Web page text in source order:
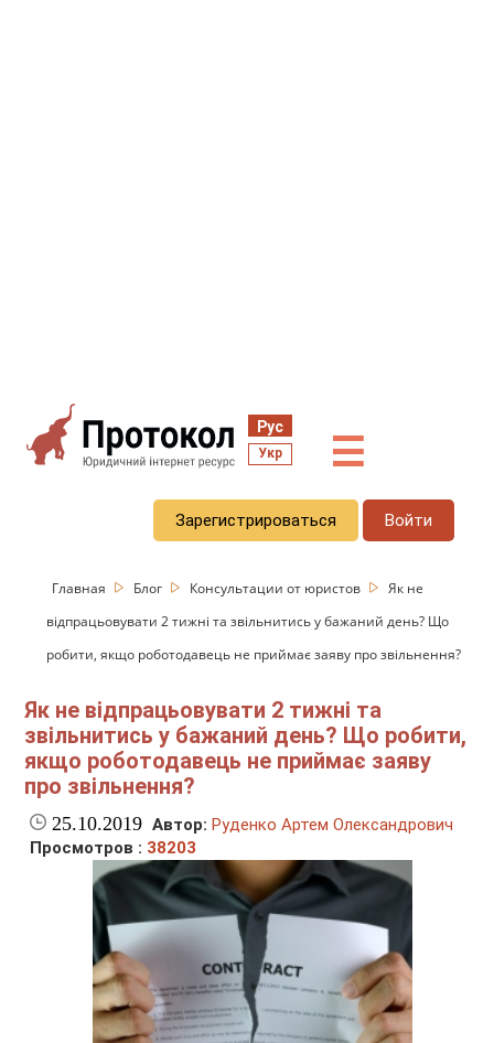
Рус
Укр ☰
Зарегистрироваться Войти
Главная Блог Консультации от юристов
Як не
відпрацьовувати 2 тижні та звільнитись у бажаний день? Що
робити, якщо роботодавець не приймає заяву про звільнення?
Як не відпрацьовувати 2 тижні та
звільнитись у бажаний день? Що робити,
якщо роботодавець не приймає заяву
про звільнення?
25.10.2019 Автор: Руденко Артем Олександрович
Просмотров : 38203